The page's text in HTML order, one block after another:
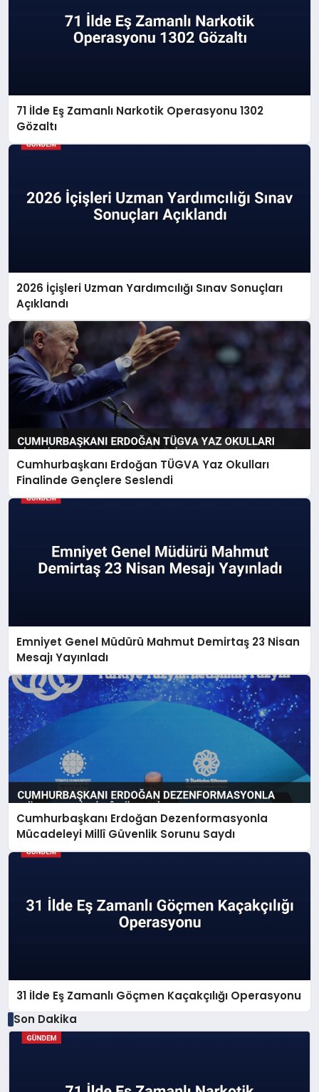
71 İlde Eş Zamanlı Narkotik Operasyonu 1302
Gözaltı
2026 İçişleri Uzman Yardımcılığı Sınav Sonuçları
Açıklandı
Cumhurbaşkanı Erdoğan TÜGVA Yaz Okulları
Finalinde Gençlere Seslendi
Emniyet Genel Müdürü Mahmut Demirtaş 23 Nisan
Mesajı Yayınladı
Cumhurbaşkanı Erdoğan Dezenformasyonla
Mücadeleyi Millî Güvenlik Sorunu Saydı
31 İlde Eş Zamanlı Göçmen Kaçakçılığı Operasyonu
Son Dakika